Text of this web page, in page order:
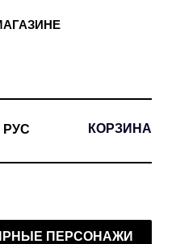
РУС КОРЗИНА
ПЕРСОНАЖИ